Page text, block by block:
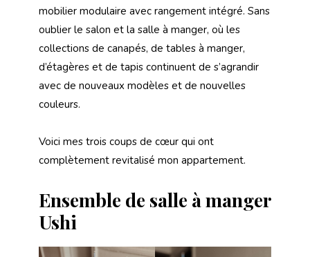
mobilier modulaire avec rangement intégré. Sans
oublier le salon et la salle à manger, où les
collections de canapés, de tables à manger,
d’étagères et de tapis continuent de s’agrandir
avec de nouveaux modèles et de nouvelles
couleurs.
Voici mes trois coups de cœur qui ont
complètement revitalisé mon appartement.
Ensemble de salle à manger
Ushi